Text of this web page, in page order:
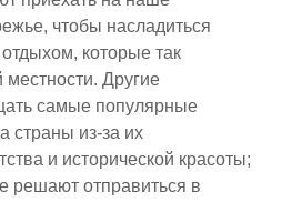
чтобы насладиться
которые так
местности. Другие
самые популярные
страны из-за их
и исторической красоты;
решают отправиться в